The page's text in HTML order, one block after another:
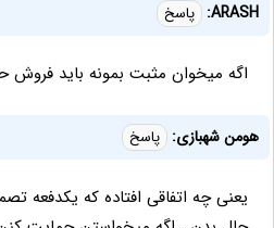
ARASH: پاسخ
اگه میخوان مثبت بمونه باید فروش
هومن شهبازی: پاسخ
یعنی چه اتفاقی افتاده که یکدفعه